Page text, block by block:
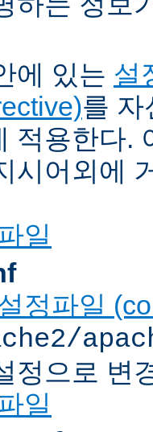
에 있는 설
를 자
적용한다.
시어외에
일
정파일
정으로 변
일